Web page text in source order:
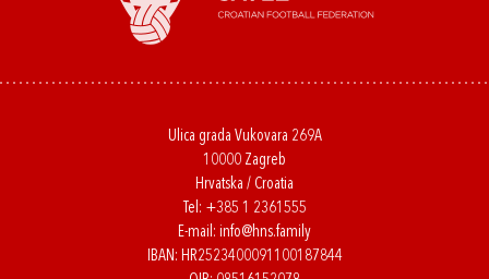
Ulica grada Vukovara 269A
10000 Zagreb
Hrvatska / Croatia
Tel: +385 1 2361555
E-mail: info@hns.family
IBAN: HR2523400091100187844